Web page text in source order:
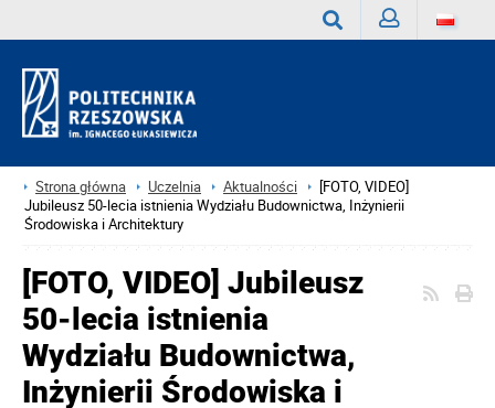
Strona główna Uczelnia Aktualności
[FOTO, VIDEO]
Jubileusz 50-lecia istnienia Wydziału Budownictwa, Inżynierii
Środowiska i Architektury
[FOTO, VIDEO] Jubileusz
50-lecia istnienia
Wydziału Budownictwa,
Inżynierii Środowiska i